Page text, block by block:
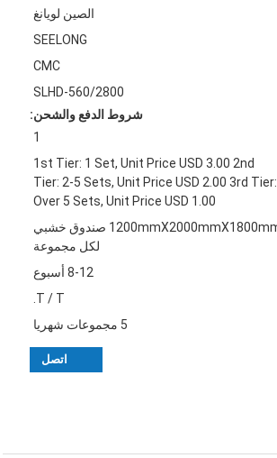
الصين لويانغ
SEELONG
CMC
SLHD-560/2800
شروط الدفع والشحن:
1
1st Tier: 1 Set, Unit Price USD 3.00 2nd
Tier: 2-5 Sets, Unit Price USD 2.00 3rd Tier:
Over 5 Sets, Unit Price USD 1.00
1200mmX2000mmX1800mm صندوق خشبي
لكل مجموعة
8-12 أسبوع
T / T.
5 مجموعات شهريا
اتصل